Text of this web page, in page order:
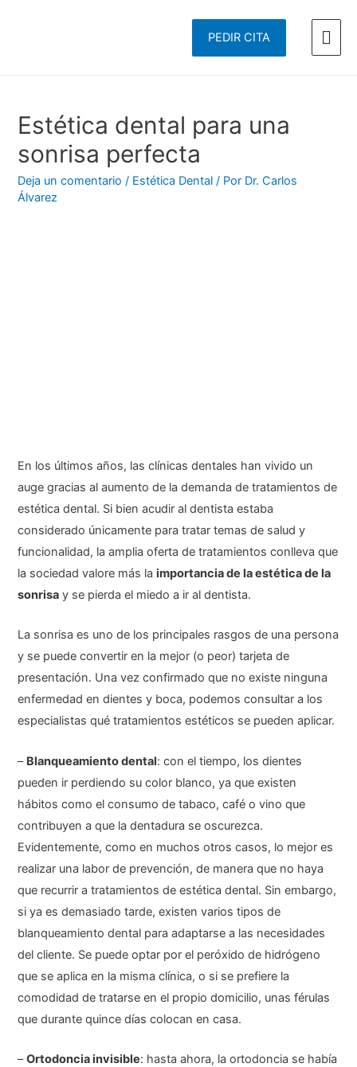
PEDIR CITA
Estética dental para una
sonrisa perfecta
Deja un comentario / Estética Dental / Por Dr. Carlos
Álvarez
En los últimos años, las clínicas dentales han vivido un
auge gracias al aumento de la demanda de tratamientos de
estética dental. Si bien acudir al dentista estaba
considerado únicamente para tratar temas de salud y
funcionalidad, la amplia oferta de tratamientos conlleva que
la sociedad valore más laimportancia de la estética de la
sonrisa y se pierda el miedo a ir al dentista.
La sonrisa es uno de los principales rasgos de una persona
y se puede convertir en la mejor (o peor) tarjeta de
presentación. Una vez confirmado que no existe ninguna
enfermedad en dientes y boca, podemos consultar a los
especialistas qué tratamientos estéticos se pueden aplicar.
– Blanqueamiento dental: con el tiempo, los dientes
pueden ir perdiendo su color blanco, ya que existen
hábitos como el consumo de tabaco, café o vino que
contribuyen a que la dentadura se oscurezca.
Evidentemente, como en muchos otros casos, lo mejor es
realizar una labor de prevención, de manera que no haya
que recurrir a tratamientos de estética dental. Sin embargo,
si ya es demasiado tarde, existen varios tipos de
blanqueamiento dental para adaptarse a las necesidades
del cliente. Se puede optar por el peróxido de hidrógeno
que se aplica en la misma clínica, o si se prefiere la
comodidad de tratarse en el propio domicilio, unas férulas
que durante quince días colocan en casa.
–Ortodoncia invisible: hasta ahora, la ortodoncia se había